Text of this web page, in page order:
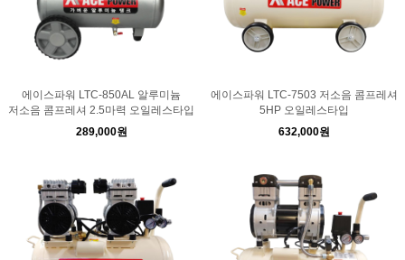
에이스파워 LTC-850AL 알루미늄
저소음 콤프레셔 2.5마력 오일레스타입
289,000원
에이스파워 LTC-7503 저소음 콤프레셔
5HP 오일레스타입
632,000원